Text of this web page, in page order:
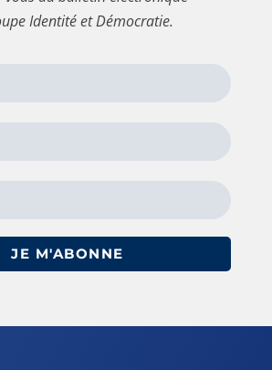
Identité et Démocratie.
JE M'ABONNE